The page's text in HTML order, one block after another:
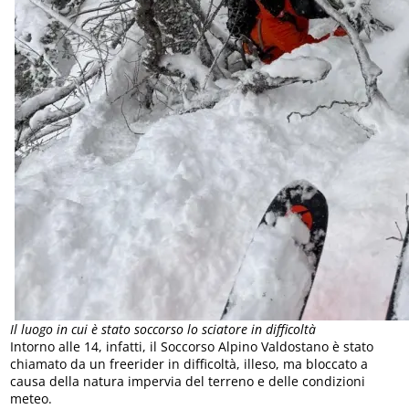
Il luogo in cui è stato soccorso lo sciatore in difficoltà
Intorno alle 14, infatti, il Soccorso Alpino Valdostano è stato
chiamato da un freerider in difficoltà, illeso, ma bloccato a
causa della natura impervia del terreno e delle condizioni
meteo.